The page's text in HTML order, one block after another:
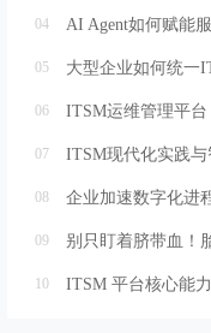
04
05 大型企业如何统一
06 ITSM运维管理平
07
08
09
10